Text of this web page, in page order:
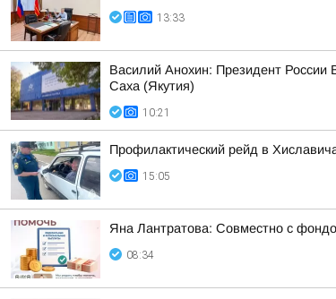
13:33
Василий Анохин: Президент России
Саха (Якутия)
10:21
Профилактический рейд в
15:05
Яна Лантратова: Совместно с
08:34